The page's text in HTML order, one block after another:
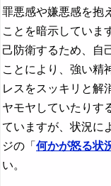
罪悪感や嫌悪感を抱
ことを暗示していま
己防衛するため、自
ことにより、強い精
レスをスッキリと解
ヤモヤしていたりす
ていますが、状況に
ジの「 何かが怒る状
い。